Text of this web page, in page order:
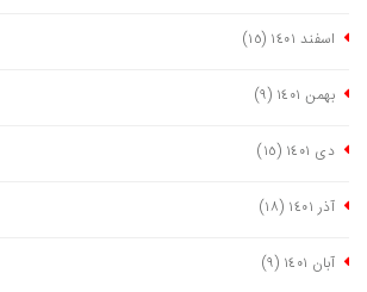
اسفند ١٤٠١ (١٥)
بهمن ١٤٠١ (٩)
دی ١٤٠١ (١٥)
آذر ١٤٠١ (١٨)
آبان ١٤٠١ (٩)